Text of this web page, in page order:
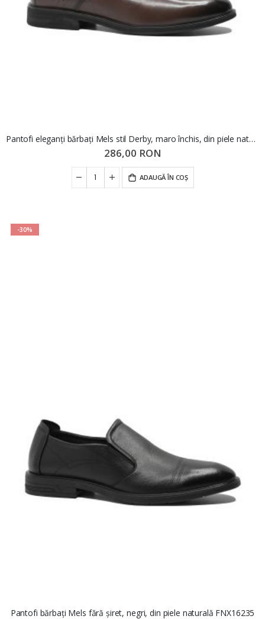
Pantofi eleganți bărbați Mels stil Derby, maro închis, din piele naturală FNX2812
286,00 RON
ADAUGĂ ÎN COȘ
-30%
Pantofi bărbați Mels fără șiret, negri, din piele naturală FNX16235